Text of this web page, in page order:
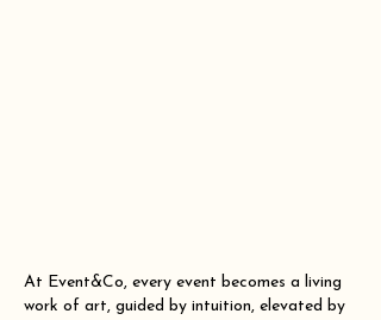
At Event&Co, every event becomes a living
work of art, guided by intuition, elevated by